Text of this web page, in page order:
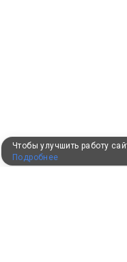
Чтобы улучшить работу
Подробнее